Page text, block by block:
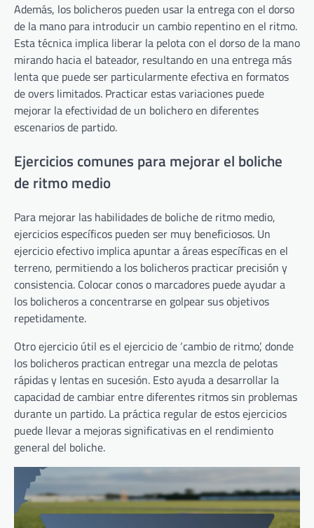
Además, los bolicheros pueden usar la entrega con el dorso
de la mano para introducir un cambio repentino en el ritmo.
Esta técnica implica liberar la pelota con el dorso de la mano
mirando hacia el bateador, resultando en una entrega más
lenta que puede ser particularmente efectiva en formatos
de overs limitados. Practicar estas variaciones puede
mejorar la efectividad de un bolichero en diferentes
escenarios de partido.
Ejercicios comunes para mejorar el boliche
de ritmo medio
Para mejorar las habilidades de boliche de ritmo medio,
ejercicios específicos pueden ser muy beneficiosos. Un
ejercicio efectivo implica apuntar a áreas específicas en el
terreno, permitiendo a los bolicheros practicar precisión y
consistencia. Colocar conos o marcadores puede ayudar a
los bolicheros a concentrarse en golpear sus objetivos
repetidamente.
Otro ejercicio útil es el ejercicio de ‘cambio de ritmo’, donde
los bolicheros practican entregar una mezcla de pelotas
rápidas y lentas en sucesión. Esto ayuda a desarrollar la
capacidad de cambiar entre diferentes ritmos sin problemas
durante un partido. La práctica regular de estos ejercicios
puede llevar a mejoras significativas en el rendimiento
general del boliche.